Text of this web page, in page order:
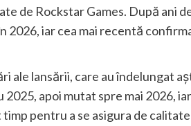
de Rockstar Games. După ani
2026, iar cea mai recentă
ale lansării, care au îndelungat
apoi mutat spre mai 2026,
pentru a se asigura de